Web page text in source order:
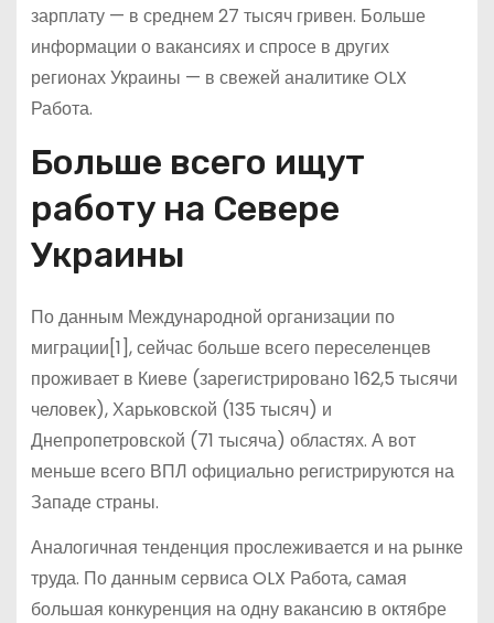
зарплату — в среднем 27 тысяч гривен. Больше
информации о вакансиях и спросе в других
регионах Украины — в свежей аналитике OLX
Работа.
Больше всего ищут
работу на Севере
Украины
По данным Международной организации по
миграции[1], сейчас больше всего переселенцев
проживает в Киеве (зарегистрировано 162,5 тысячи
человек), Харьковской (135 тысяч) и
Днепропетровской (71 тысяча) областях. А вот
меньше всего ВПЛ официально регистрируются на
Западе страны.
Аналогичная тенденция прослеживается и на рынке
труда. По данным сервиса OLX Работа, самая
большая конкуренция на одну вакансию в октябре